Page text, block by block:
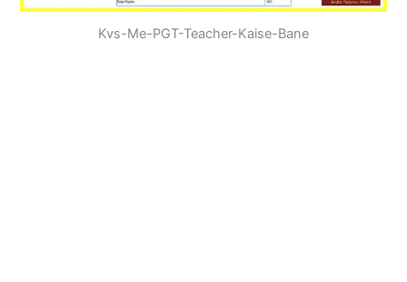
Kvs-Me-PGT-Teacher-Kaise-Bane